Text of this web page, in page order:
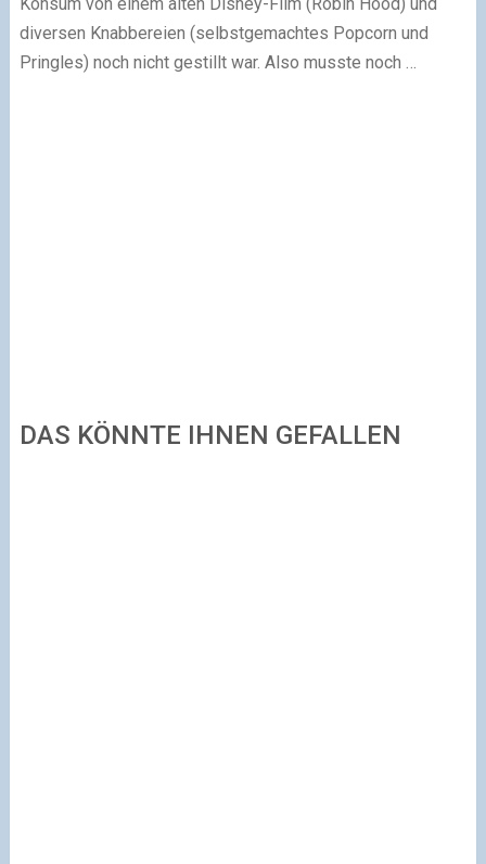
diversen Knabbereien (selbstgemachtes Popcorn und
Pringles) noch nicht gestillt war. Also musste noch …
DAS KÖNNTE IHNEN GEFALLEN